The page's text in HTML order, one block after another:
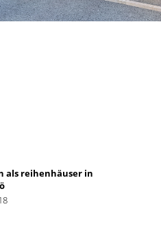
als reihenhäuser in